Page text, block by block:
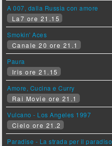
A 007, dalla Russia con amore
La7 ore 21.15
Smokin' Aces
Canale 20 ore 21.1
Paura
Iris ore 21.15
Amore, Cucina e Curry
Rai Movie ore 21.1
Vulcano - Los Angeles 1997
Cielo ore 21.2
Paradise - La strada per il paradiso